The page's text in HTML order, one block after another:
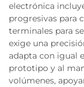
electrónica
progresivas para
terminales para
exige una
adapta con igual
prototipo y al
volúmenes,